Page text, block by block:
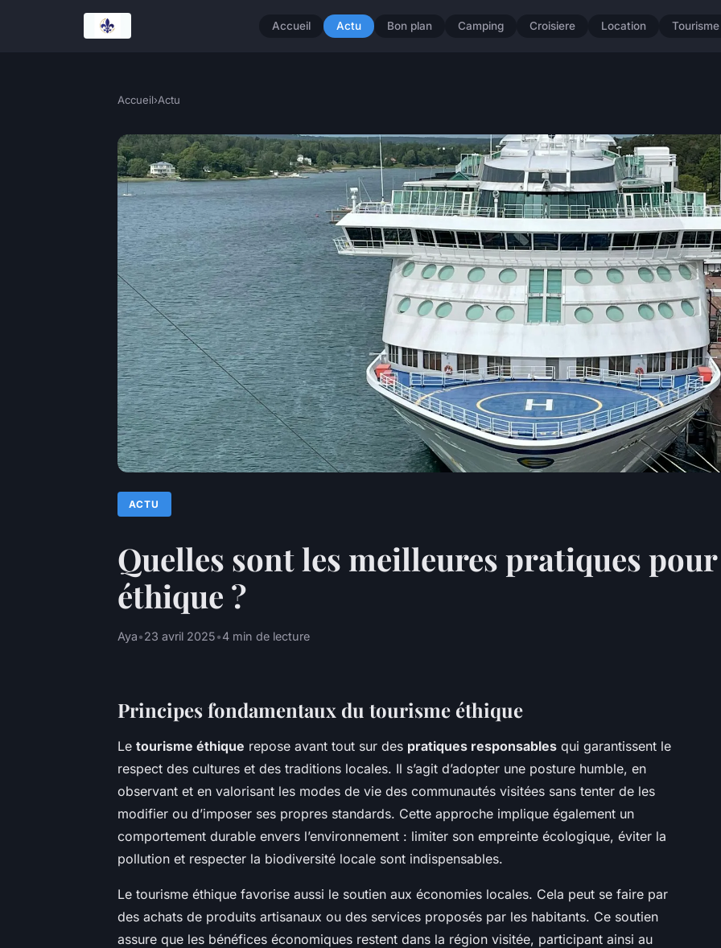
Accueil Actu Bon plan Camping Croisiere Location Tourisme
Accueil›Actu
ACTU
Quelles sont les meilleures pratiques
éthique ?
Aya•23 avril 2025•4 min de lecture
Principes fondamentaux du tourisme éthique
Le tourisme éthique repose avant tout sur des pratiques responsables qui garantissent le
respect des cultures et des traditions locales. Il s’agit d’adopter une posture humble, en
observant et en valorisant les modes de vie des communautés visitées sans tenter de les
modifier ou d’imposer ses propres standards. Cette approche implique également un
comportement durable envers l’environnement : limiter son empreinte écologique, éviter la
pollution et respecter la biodiversité locale sont indispensables.
Le tourisme éthique favorise aussi le soutien aux économies locales. Cela peut se faire par
des achats de produits artisanaux ou des services proposés par les habitants. Ce soutien
assure que les bénéfices économiques restent dans la région visitée, participant ainsi au